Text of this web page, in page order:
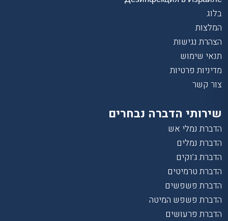
בלוג
המלצות
הצהרת נגישות
תנאי שימוש
מדיניות פרטיות
צור קשר
שירותי הדברה נבחרים
הדברת נמלי אש
הדברת נמלים
הדברת ג’וקים
הדברת טרמיטים
הדברת פשפשים
הדברת פשפש המיטה
הדברת פרעושים